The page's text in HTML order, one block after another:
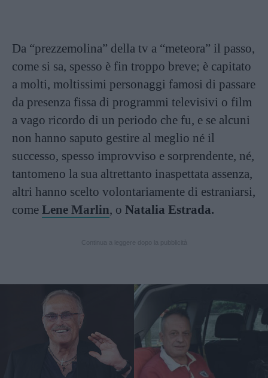
Da “prezzemolina” della tv a “meteora” il passo,
come si sa, spesso è fin troppo breve; è capitato
a molti, moltissimi personaggi famosi di passare
da presenza fissa di programmi televisivi o film
a vago ricordo di un periodo che fu, e se alcuni
non hanno saputo gestire al meglio né il
successo, spesso improvviso e sorprendente, né,
tantomeno la sua altrettanto inaspettata assenza,
altri hanno scelto volontariamente di estraniarsi,
come Lene Marlin, o Natalia Estrada.